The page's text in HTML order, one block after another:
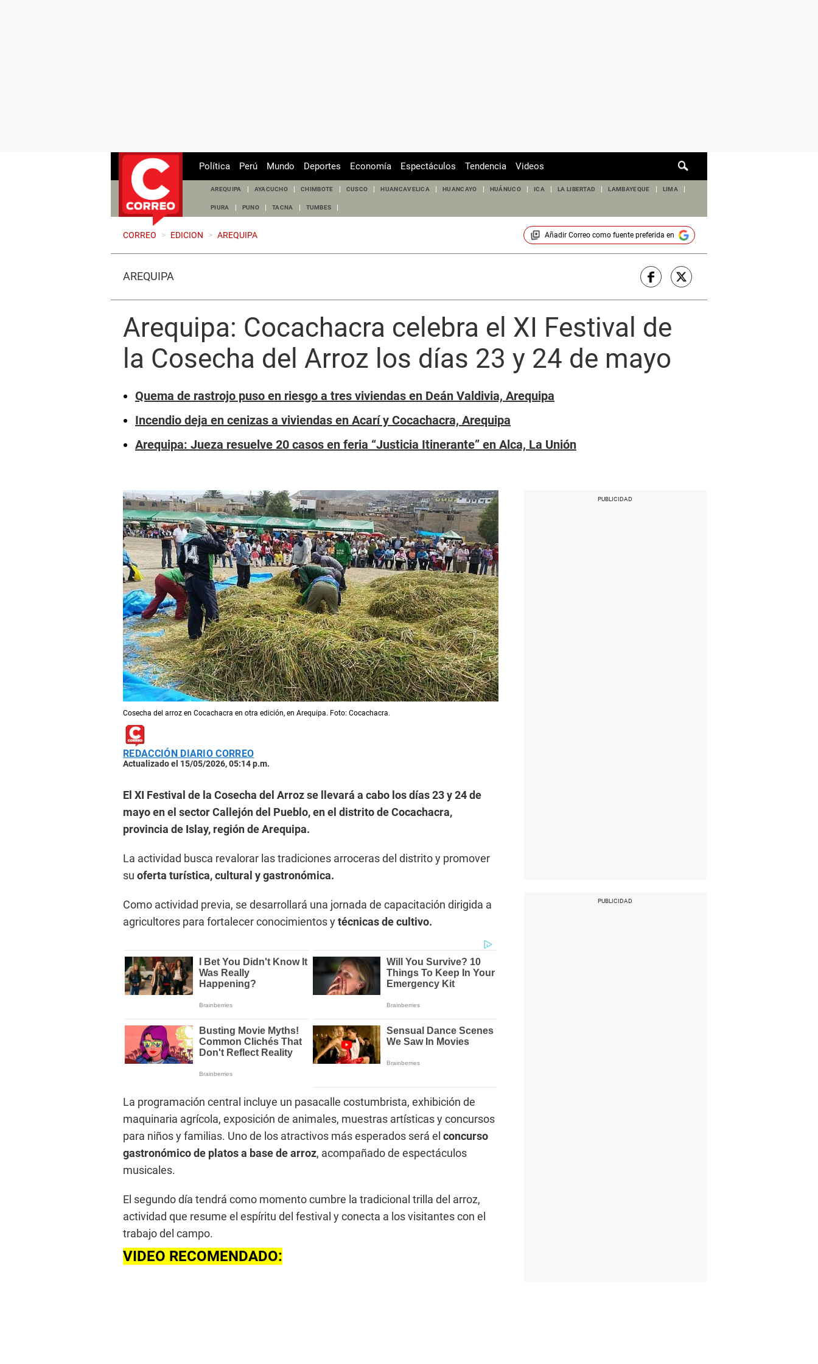
de
Política Perú Mundo Deportes Economía Espectáculos Tendencia Videos
AREQUIPA AYACUCHO CHIMBOTE CUSCO HUANCAVELICA HUANCAYO HUÁNUCO ICA LA LIBERTAD LAMBAYEQUE LIMA
PIURA PUNO TACNA TUMBES
CORREO > EDICION > AREQUIPA Añadir Correocomo fuente preferida en
AREQUIPA
Arequipa: Cocachacra celebra el XI Festival de
la Cosecha del Arroz los días 23 y 24 de mayo
Quema de rastrojo puso en riesgo a tres viviendas en Deán Valdivia, Arequipa
Incendio deja en cenizas a viviendas en Acarí y Cocachacra, Arequipa
Arequipa: Jueza resuelve 20 casos en feria “Justicia Itinerante” en Alca, La Unión
Cosecha del arroz en Cocachacra en otra edición, en Arequipa. Foto: Cocachacra.
REDACCIÓN DIARIO CORREO
Actualizado el 15/05/2026, 05:14 p.m.
El XI Festival de la Cosecha del Arroz se llevará a cabo los días 23 y 24 de
mayo en el sector Callejón del Pueblo, en el distrito de Cocachacra,
provincia de Islay, región de Arequipa.
La actividad busca revalorar las tradiciones arroceras del distrito y promover
su oferta turística, cultural y gastronómica.
Como actividad previa, se desarrollará una jornada de capacitación dirigida a
agricultores para fortalecer conocimientos ytécnicas de cultivo.
La programación central incluye un pasacalle costumbrista, exhibición de
maquinaria agrícola, exposición de animales, muestras artísticas y concursos
para niños y familias. Uno de los atractivos más esperados será el concurso
gastronómico de platos a base de arroz, acompañado de espectáculos
musicales.
El segundo día tendrá como momento cumbre la tradicional trilla del arroz,
actividad que resume el espíritu del festival y conecta a los visitantes con el
trabajo del campo.
VIDEO RECOMENDADO: